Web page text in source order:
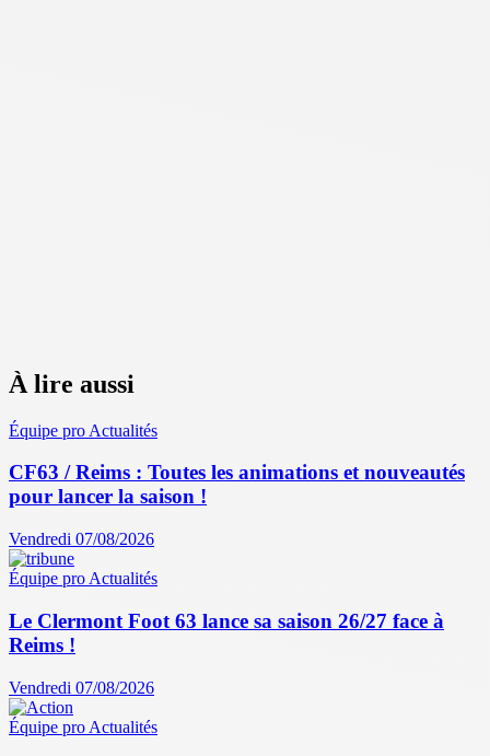
À lire aussi
Équipe pro Actualités
CF63 / Reims : Toutes les animations et nouveautés
pour lancer la saison !
Vendredi 07/08/2026
Équipe pro Actualités
Le Clermont Foot 63 lance sa saison 26/27 face à
Reims !
Vendredi 07/08/2026
Équipe pro Actualités